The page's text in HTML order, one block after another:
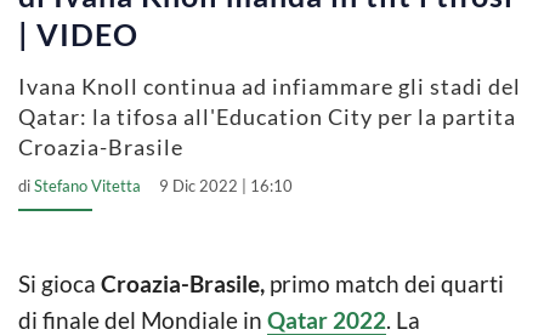
i
o
| VIDEO
Ivana Knoll continua ad infiammare gli stadi del
Qatar: la tifosa all'Education City per la partita
Croazia-Brasile
diStefano Vitetta 9 Dic 2022 | 16:10
Si gioca Croazia-Brasile, primo match dei quarti
di finale del Mondiale in Qatar 2022. La